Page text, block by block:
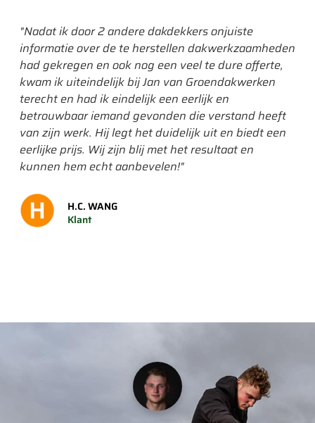
"Nadat ik door 2 andere dakdekkers onjuiste
informatie over de te herstellen dakwerkzaamheden
had gekregen en ook nog een veel te dure offerte,
kwam ik uiteindelijk bij Jan van Groendakwerken
terecht en had ik eindelijk een eerlijk en
betrouwbaar iemand gevonden die verstand heeft
van zijn werk. Hij legt het duidelijk uit en biedt een
eerlijke prijs. Wij zijn blij met het resultaat en
kunnen hem echt aanbevelen!"
H.C. WANG
Klant